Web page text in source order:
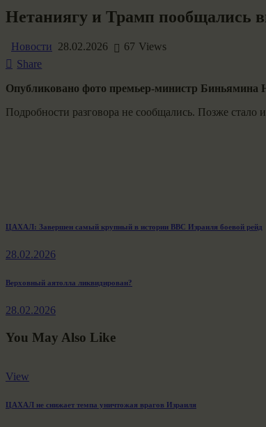
Нетаниягу и Трамп пообщались
Новости 28.02.2026 67 Views
Share
Опубликовано фото премьер-министр Биньямина
Подробности разговора не сообщались. Позже
Навигация
по
Previous
ЦАХАЛ: Завершен самый крупный в истории ВВС Израиля боевой рейд
28.02.2026
Next
Верховный аятолла ликвидирован?
28.02.2026
You May Also Like
View
ЦАХАЛ не снижает темпа уничтожая врагов Израиля